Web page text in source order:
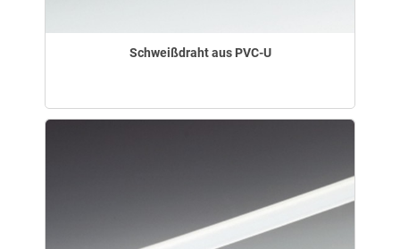
Schweißdraht aus PVC-U